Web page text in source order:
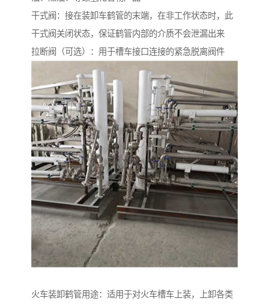
干式阀：接在装卸车鹤管的末端，在非工作状态时，此
干式阀关闭状态，保证鹤管内部的介质不会泄漏出来
拉断阀（可选）：用于槽车接口连接的紧急脱离阀件
火车装卸鹤管用途：适用于对火车槽车上装，上卸各类